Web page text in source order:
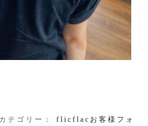
テゴリー：flicflacお客様フォ